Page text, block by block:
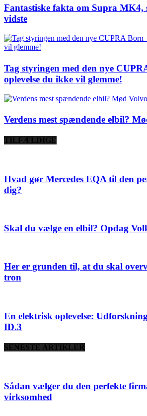
Fantastiske fakta om Supra MK4,
vidste
Tag styringen med den nye
oplevelse du ikke vil glemme!
Verdens mest spændende elbil?
TILFÆLDIGE
Hvad gør Mercedes EQA til den
dig?
Skal du vælge en elbil? Opdag
Her er grunden til, at du skal
tron
En elektrisk oplevelse:
ID.3
SENESTE ARTIKLER
Sådan vælger du den perfekte
virksomhed